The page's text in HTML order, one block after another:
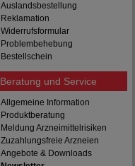
Auslandsbestellung
Reklamation
Widerrufsformular
Problembehebung
Bestellschein
Beratung und Service
Allgemeine Information
Produktberatung
Meldung Arzneimittelrisiken
Zuzahlungsfreie Arzneien
Angebote & Downloads